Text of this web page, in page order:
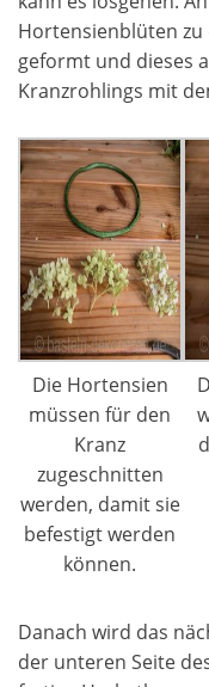
Hortensienblüten
geformt und dieses
Kranzrohlings mit
Die Hortensien
müssen für den
Kranz
zugeschnitten
werden, damit sie
befestigt werden
können.
Danach wird das
der unteren Seite